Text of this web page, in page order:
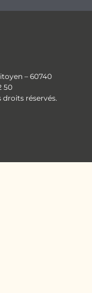
– 60740
50
réservés.